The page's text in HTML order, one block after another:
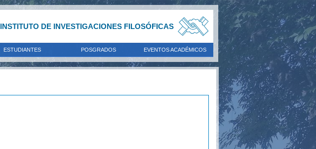
INSTITUTO DE INVESTIGACIONES FILOSÓFICAS
ESTUDIANTES POSGRADOS EVENTOS ACADÉMICOS